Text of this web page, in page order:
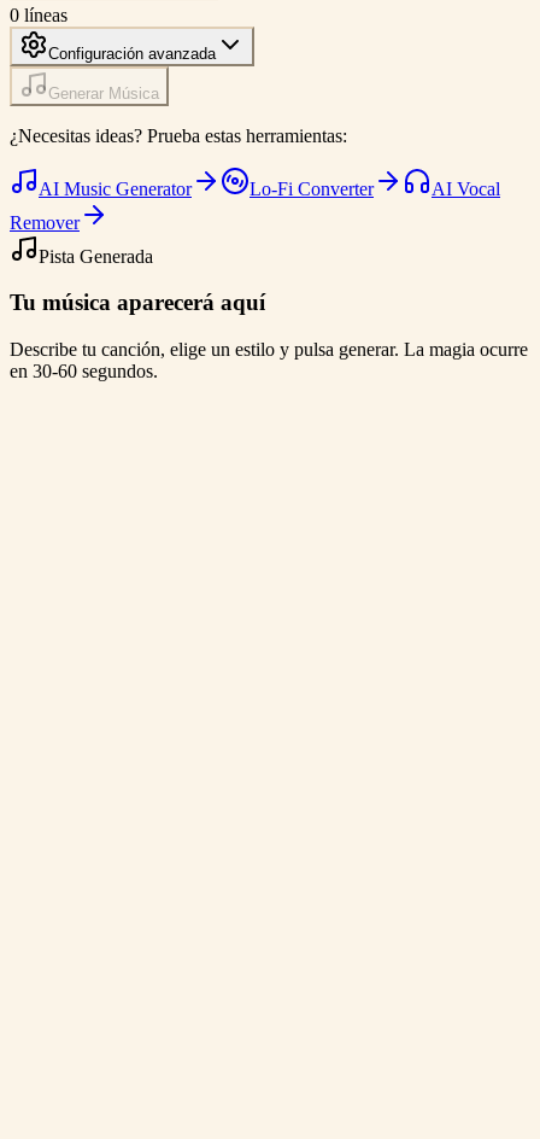
0 líneas
Configuración avanzada
Generar Música
¿Necesitas ideas? Prueba estas herramientas:
AI Music Generator Lo-Fi Converter
AI Vocal
Remover
Pista Generada
Tu música aparecerá aquí
Describe tu canción, elige un estilo y pulsa generar. La magia ocurre
en 30-60 segundos.